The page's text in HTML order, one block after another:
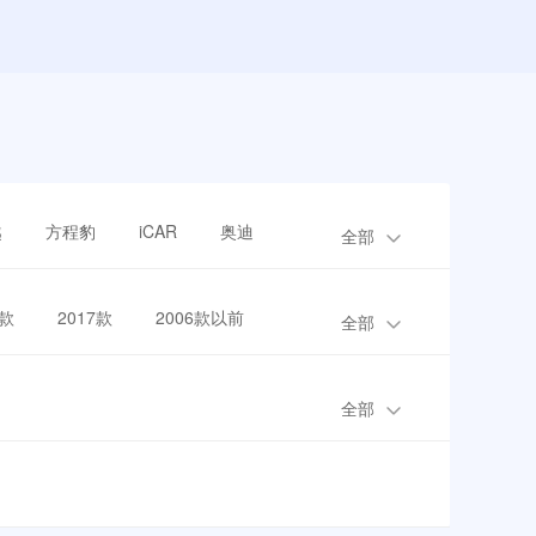
方程豹 iCAR 奥迪 全部
2017款 2006款以前 全部
全部